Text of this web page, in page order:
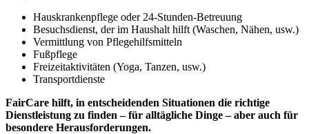
Hauskrankenpflege oder 24-Stunden-Betreuung
Besuchsdienst, der im Haushalt hilft (Waschen, Nähen, usw.)
Vermittlung von Pflegehilfsmitteln
Fußpflege
Freizeitaktivitäten (Yoga, Tanzen, usw.)
Transportdienste
FairCare hilft, in entscheidenden Situationen die richtige
Dienstleistung zu finden – für alltägliche Dinge – aber auch für
besondere Herausforderungen.